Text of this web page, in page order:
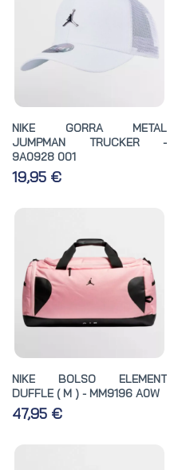
NIKE GORRA METAL
JUMPMAN TRUCKER -
9A0928 001
19,95 €
NIKE BOLSO ELEMENT
DUFFLE ( M ) - MM9196 A0W
47,95 €